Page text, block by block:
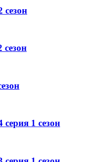
сезон
1 сезон